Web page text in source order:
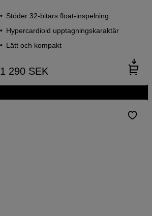
Stöder 32-bitars float-inspelning.
Hypercardioid upptagningskaraktär
Lätt och kompakt
1 290 SEK